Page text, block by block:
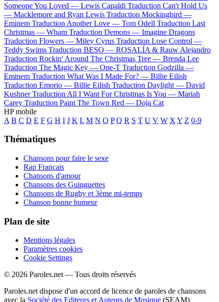
Someone You Loved — Lewis Capaldi Traduction Can't Hold Us
— Macklemore and Ryan Lewis Traduction Mockingbird —
Eminem Traduction Another Love — Tom Odell Traduction Last
Christmas — Wham Traduction Demons — Imagine Dragons
Traduction Flowers — Miley Cyrus Traduction Lose Control —
Teddy Swims Traduction BESO — ROSALÍA & Rauw Alejandro
Traduction Rockin' Around The Christmas Tree — Brenda Lee
Traduction The Magic Key — One-T Traduction Godzilla —
Eminem Traduction What Was I Made For? — Billie Eilish
Traduction Emorio — Billie Eilish Traduction Daylight — David
Kushner Traduction All I Want For Christmas Is You — Mariah
Carey Traduction Paint The Town Red — Doja Cat
HP mobile
A B C D E F G H I J K L M N O P Q R S T U V W X Y Z 0-9
Thématiques
Chansons pour faire le sexe
Rap Français
Chansons d'amour
Chansons des Guinguettes
Chansons de Rugby et 3ème mi-temps
Chanson bonne humeur
Plan de site
Mentions légales
Paramètres cookies
Cookie Settings
© 2026 Paroles.net — Tous droits réservés
Paroles.net dispose d'un accord de licence de paroles de chansons
avec la Société des Editeurs et Auteurs de Musique (SEAM)